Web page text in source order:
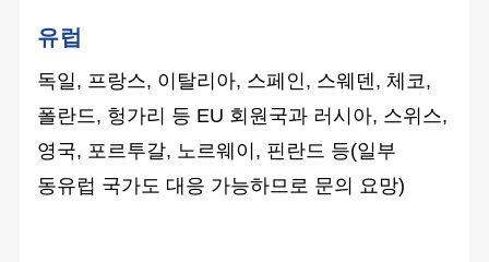
유럽
독일, 프랑스, 이탈리아, 스페인, 스웨덴, 체코,
폴란드, 헝가리 등 EU 회원국과 러시아, 스위스,
영국, 포르투갈, 노르웨이, 핀란드 등(일부
동유럽 국가도 대응 가능하므로 문의 요망)